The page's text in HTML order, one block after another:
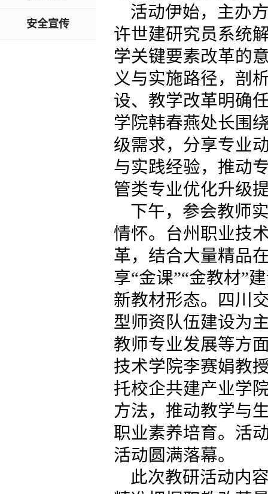
安全宣传
活动伊始，主办
许世建研究员系统
学关键要素改革的
义与实施路径，剖
设、教学改革明确
学院韩春燕处长围
级需求，分享专业
与实践经验，推动
管类专业优化升级
下午，参会教师
情怀。台州职业技
革，结合大量精品
享“金课”“金教材”
新教材形态。四川
型师资队伍建设为
教师专业发展等方
技术学院李赛娟教
托校企共建产业学
方法，推动教学与
职业素养培育。活
活动圆满落幕。
此次教研活动内